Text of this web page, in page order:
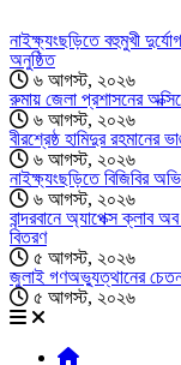
নাইক্ষ্যংছড়িতে বহুমুখী
অনুষ্ঠিত
৬ আগস্ট, ২০২৬
রুমায় জেলা প্রশাসনের
৬ আগস্ট, ২০২৬
বীরশ্রেষ্ঠ হামিদুর রহমানের
৬ আগস্ট, ২০২৬
নাইক্ষ্যংছড়িতে বিজিবির
৬ আগস্ট, ২০২৬
বান্দরবানে অ্যাপেক্স ক্লাব
বিতরণ
৫ আগস্ট, ২০২৬
জুলাই গণঅভ্যুত্থানের
৫ আগস্ট, ২০২৬